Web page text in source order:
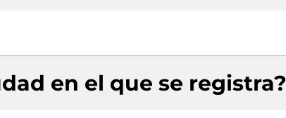
en el que se registra?